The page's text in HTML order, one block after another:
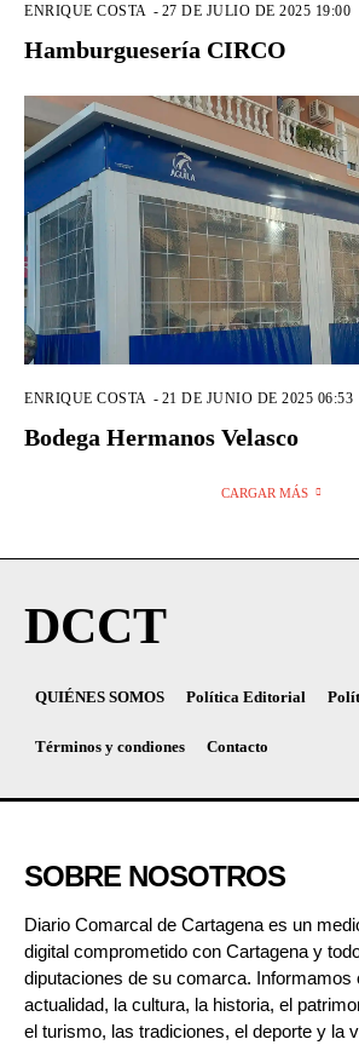
ENRIQUE COSTA - 27 DE JULIO DE 2025 19:00
Hamburguesería CIRCO
ENRIQUE COSTA - 21 DE JUNIO DE 2025 06:53
Bodega Hermanos Velasco
CARGAR MÁS
DCCT
QUIÉNES SOMOS Política Editorial
Términos y condiones Contacto
SOBRE NOSOTROS
Diario Comarcal de Cartagena es un
digital comprometido con Cartagena y
diputaciones de su comarca. Informamos
actualidad, la cultura, la historia, el
el turismo, las tradiciones, el deporte y la